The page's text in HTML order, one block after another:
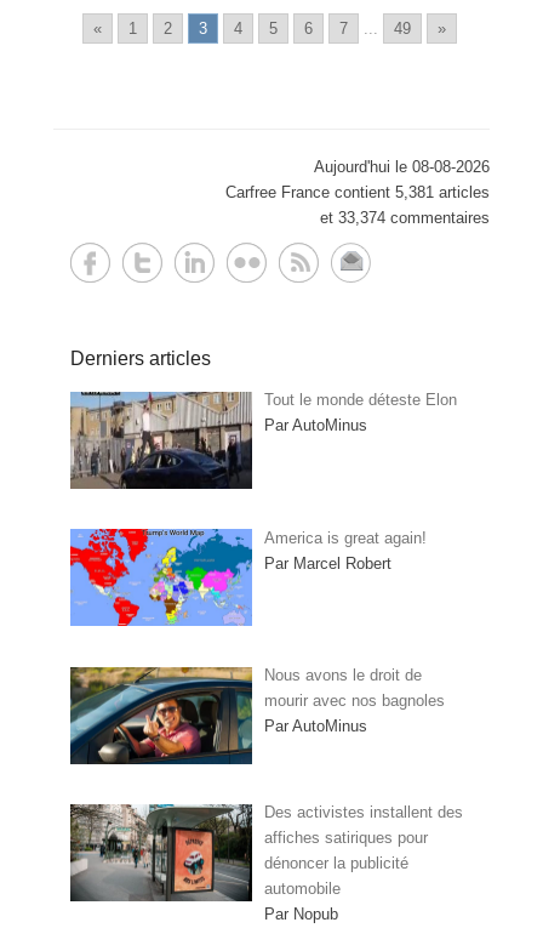
« 1 2 3 4 5 6 7 ... 49 »
Aujourd'hui le 08-08-2026
Carfree France contient 5,381 articles
et 33,374 commentaires
Derniers articles
Tout le monde déteste Elon
Par AutoMinus
America is great again!
Par Marcel Robert
Nous avons le droit de
mourir avec nos bagnoles
Par AutoMinus
Des activistes installent des
affiches satiriques pour
dénoncer la publicité
automobile
Par Nopub